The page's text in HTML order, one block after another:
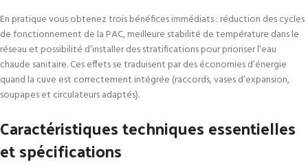
En pratique vous obtenez trois bénéfices immédiats : réduction des cycles
de fonctionnement de la PAC, meilleure stabilité de température dans le
réseau et possibilité d’installer des stratifications pour prioriser l’eau
chaude sanitaire. Ces effets se traduisent par des économies d’énergie
quand la cuve est correctement intégrée (raccords, vases d’expansion,
soupapes et circulateurs adaptés).
Caractéristiques techniques essentielles
et spécifications